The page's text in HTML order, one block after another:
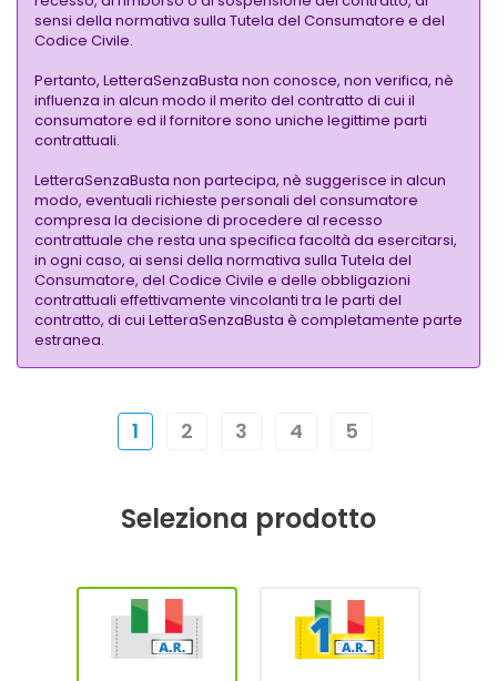
sensi della normativa sulla Tutela del Consumatore e del
Codice Civile.
Pertanto, LetteraSenzaBusta non conosce, non verifica, nè
influenza in alcun modo il merito del contratto di cui il
consumatore ed il fornitore sono uniche legittime parti
contrattuali.
LetteraSenzaBusta non partecipa, nè suggerisce in alcun
modo, eventuali richieste personali del consumatore
compresa la decisione di procedere al recesso
contrattuale che resta una specifica facoltà da esercitarsi,
in ogni caso, ai sensi della normativa sulla Tutela del
Consumatore, del Codice Civile e delle obbligazioni
contrattuali effettivamente vincolanti tra le parti del
contratto, di cui LetteraSenzaBusta è completamente parte
estranea.
1 2 3 4 5
Seleziona prodotto